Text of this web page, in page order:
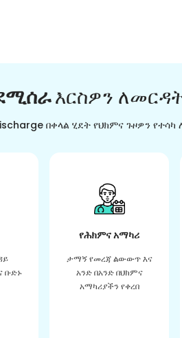
እርስዎን
በቀላል ሂደት የህክምና ጉዞዎን
ቡድኑ
የሕክምና አማካሪ
ታማኝ የመረጃ ልውውጥ እና
አንድ በአንድ በህክምና
አማካሪያችን የቀረበ